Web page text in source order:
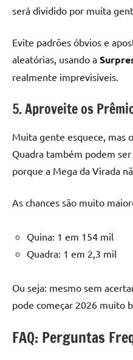
será dividido por muita
Evite padrões óbvios e
aleatórias, usando a
realmente imprevisíveis.
5. Aproveite os
Muita gente esquece, mas
Quadra também podem
porque a Mega da Virada
As chances são muito
Quina: 1 em 154 mil
Quadra: 1 em 2,3 mil
Ou seja: mesmo sem
pode começar 2026 muito
FAQ: Perguntas